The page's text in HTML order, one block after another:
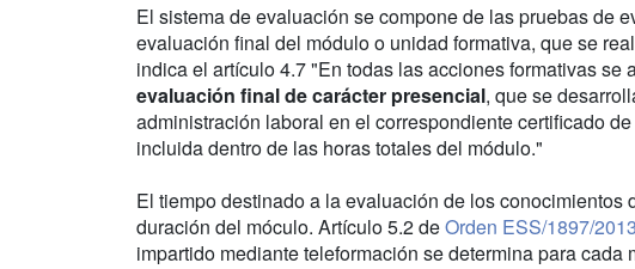
El sistema de evaluación se compone de las pruebas de
evaluación final del módulo o unidad formativa, que se
indica el artículo 4.7 "En todas las acciones formativas se
evaluación final de carácter presencial, que se
administración laboral en el correspondiente certificado
incluida dentro de las horas totales del módulo."
El tiempo destinado a la evaluación de los conocimientos
duración del móculo. Artículo 5.2 deOrden ESS/1897/2013
impartido mediante teleformación se determina para cada